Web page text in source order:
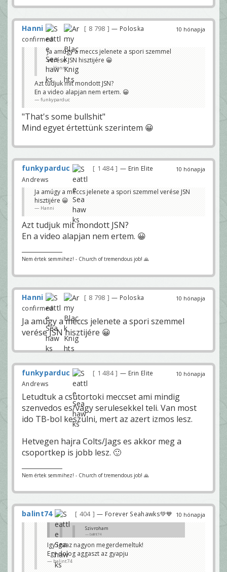
10 hónapja
Hanni 8 798
— Poloska
confirmed
Ja amúgy a meccs jelenete a spori szemmel
verése JSN hisztijére 😀
Hanni
Azt tudjuk mit mondott JSN?
En a video alapjan nem ertem. 😀
funkyparduc
"That's some bullshit"
Mind egyet értettünk szerintem 😀
10 hónapja
funkyparduc 1 484
— Erin Elite
Andrews
Ja amúgy a meccs jelenete a spori szemmel verése JSN
hisztijére 😀
Hanni
Azt tudjuk mit mondott JSN?
En a video alapjan nem ertem. 😀
Nem értek semmihez! - Church of tremendous job! 🙏
10 hónapja
Hanni 8 798
— Poloska
confirmed
Ja amúgy a meccs jelenete a spori szemmel
verése JSN hisztijére 😀
10 hónapja
funkyparduc 1 484
— Erin Elite
Andrews
Letudtuk a csutortoki meccset ami mindig
szenvedos es/vagy serulesekkel teli. Van most
ido TB-bol keszulni, mert az azert izmos lesz.
Hetvegen hajra Colts/Jags es akkor meg a
csoportkep is jobb lesz. 🙂
Nem értek semmihez! - Church of tremendous job! 🙏
10 hónapja
balint74 404 — Forever Seahawks💚💙
Szivroham
balint74
Nagyon ovatosba valtottunk a negyedik
negyedben, ez majdnem megbosszulta
Igy igaaz nagyon megerdemeltuk!
Egy dolog aggaszt az gyapju
balint74